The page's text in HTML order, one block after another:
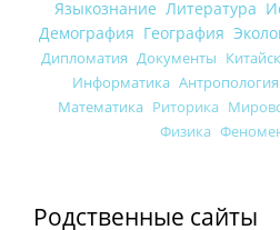
Языкознание Литература
Демография География
Дипломатия Документы
Информатика Антропология
Математика Риторика
Физика
Родственные сайты